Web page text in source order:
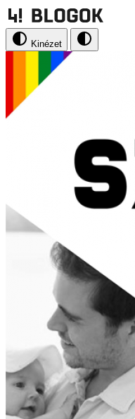
Kinézet